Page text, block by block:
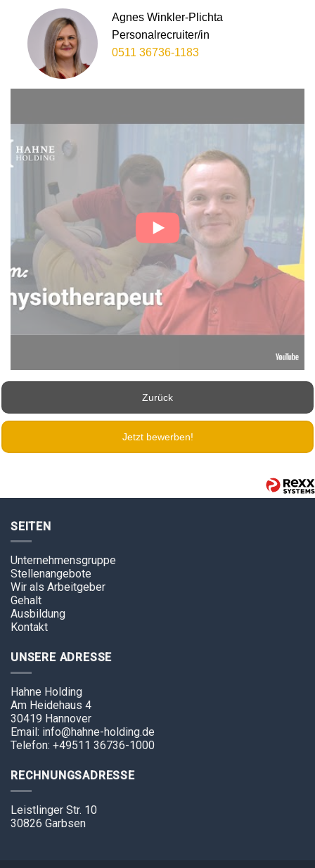
Agnes Winkler-Plichta
Personalrecruiter/in
0511 36736-1183
Zurück
Jetzt bewerben!
SEITEN
Unternehmensgruppe
Stellenangebote
Wir als Arbeitgeber
Gehalt
Ausbildung
Kontakt
UNSERE ADRESSE
Hahne Holding
Am Heidehaus 4
30419 Hannover
Email: info@hahne-holding.de
Telefon: +49511 36736-1000
RECHNUNGSADRESSE
Leistlinger Str. 10
30826 Garbsen